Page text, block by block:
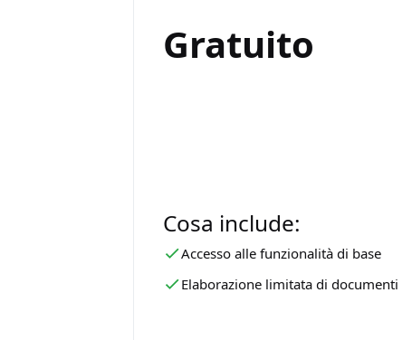
Gratuito
Cosa include:
Accesso alle funzionalità di base
Elaborazione limitata di documenti